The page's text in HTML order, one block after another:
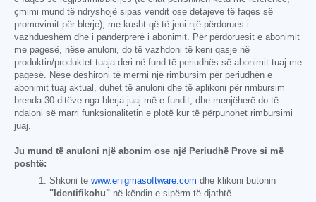
çmimi mund të ndryshojë sipas vendit ose detajeve të faqes së
promovimit për blerje), me kusht që të jeni një përdorues i
vazhdueshëm dhe i pandërprerë i abonimit. Për përdoruesit e abonimit
me pagesë, nëse anuloni, do të vazhdoni të keni qasje në
produktin/produktet tuaja deri në fund të periudhës së abonimit tuaj me
pagesë. Nëse dëshironi të merrni një rimbursim për periudhën e
abonimit tuaj aktual, duhet të anuloni dhe të aplikoni për rimbursim
brenda 30 ditëve nga blerja juaj më e fundit, dhe menjëherë do të
ndaloni së marri funksionalitetin e plotë kur të përpunohet rimbursimi
juaj.
Ju mund të anuloni një abonim ose një Periudhë Prove si më
poshtë:
Shkoni te www.enigmasoftware.com dhe klikoni butonin
"Identifikohu" në këndin e sipërm të djathtë.